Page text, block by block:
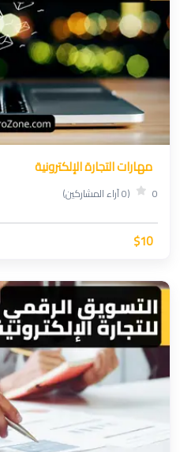
مهارات التجارة الإلكترونية
0 (0 آراء المشاركين)
$10